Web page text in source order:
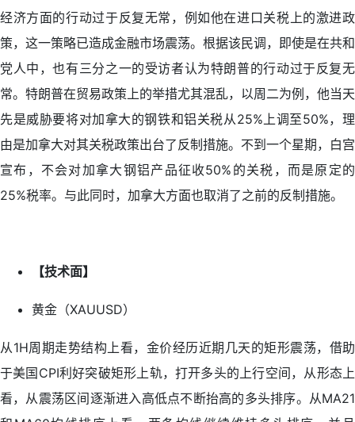
经济方面的行动过于反复无常，例如他在进口关税上的激进政
策，这一策略已造成金融市场震荡。根据该民调，即使是在共和
党人中，也有三分之一的受访者认为特朗普的行动过于反复无
常。特朗普在贸易政策上的举措尤其混乱，以周二为例，他当天
先是威胁要将对加拿大的钢铁和铝关税从25%上调至50%，理
由是加拿大对其关税政策出台了反制措施。不到一个星期，白宫
宣布，不会对加拿大钢铝产品征收50%的关税，而是原定的
25%税率。与此同时，加拿大方面也取消了之前的反制措施。
【技术面】
黄金（XAUUSD）
从1H周期走势结构上看，金价经历近期几天的矩形震荡，借助
于美国CPI利好突破矩形上轨，打开多头的上行空间，从形态上
看，从震荡区间逐渐进入高低点不断抬高的多头排序。从MA21